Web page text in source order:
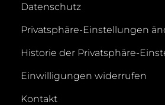
Datenschutz
Privatsphäre-Einstellungen
Historie der Privatsphäre-
Einwilligungen widerrufen
Kontakt